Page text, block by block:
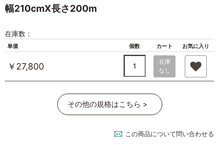
幅210cmX長さ200m
在庫数：
単価 個数 カート お気に入り
￥27,800
在庫
なし
その他の規格はこちら >
この商品について問い合わせる